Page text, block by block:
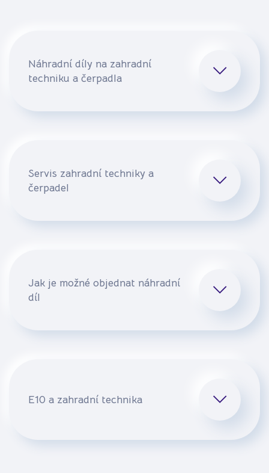
Náhradní díly na zahradní
techniku a čerpadla
Servis zahradní techniky a
čerpadel
Jak je možné objednat náhradní
díl
E10 a zahradní technika